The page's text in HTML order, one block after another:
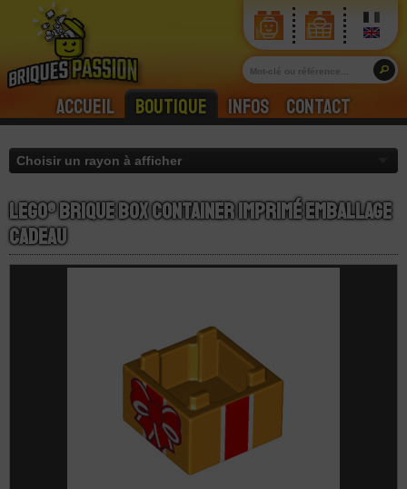
Accueil Boutique Infos Contact
LEGO® Brique Box Container Imprimé Emballage
Cadeau